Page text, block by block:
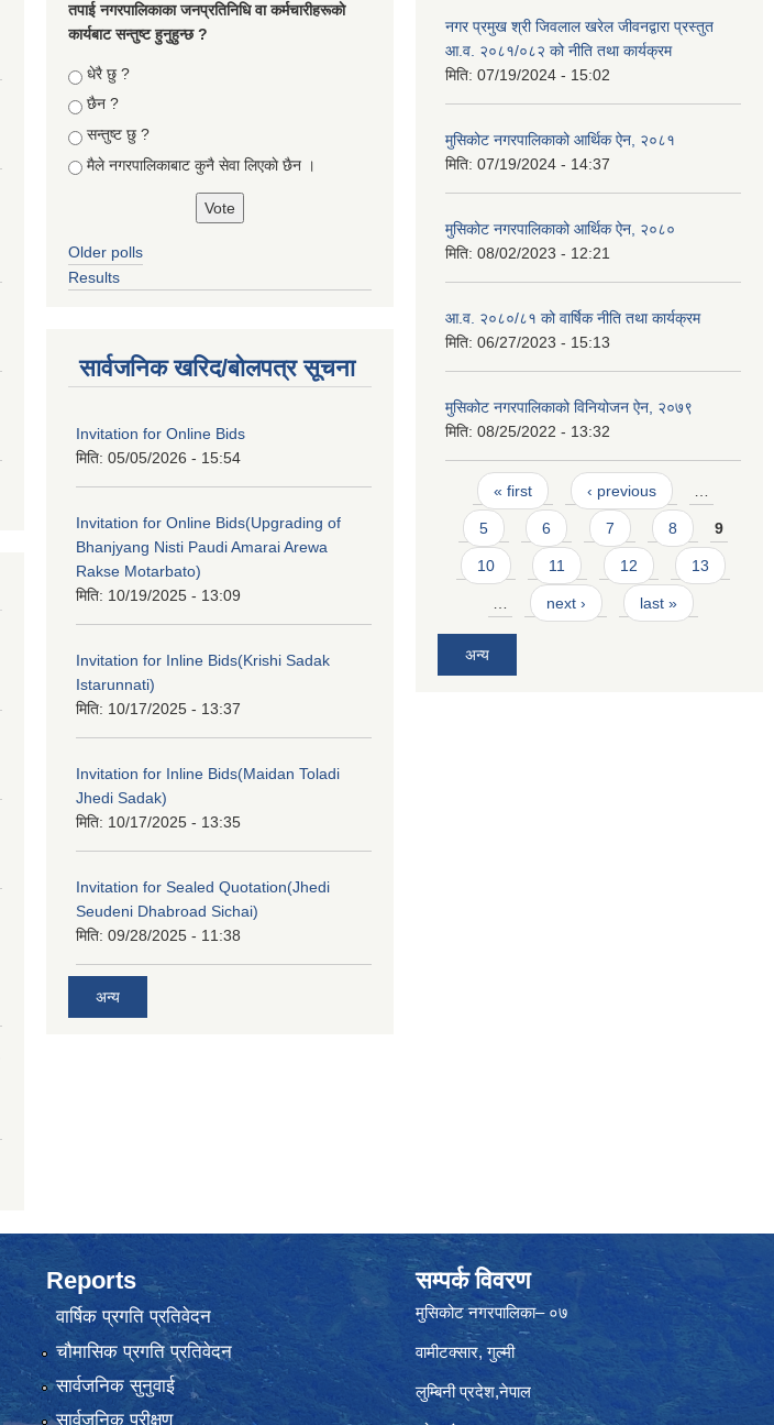
तपा‌ई नगरपालिकाका जनप्रतिनिधि वा कर्मचारीहरूकाे
कार्यबाट सन्तुष्ट हुनुहुन्छ ?
Choices
धेरै छु ?
छैन ?
सन्तुष्ट छु ?
मैले नगरपालिकाबाट कुनै सेवा लिएकाे छैन ।
Older polls
Results
सार्वजनिक खरिद/बोलपत्र सूचना
Invitation for Online Bids
मिति: 05/05/2026 - 15:54
Invitation for Online Bids(Upgrading of
Bhanjyang Nisti Paudi Amarai Arewa
Rakse Motarbato)
मिति: 10/19/2025 - 13:09
Invitation for Inline Bids(Krishi Sadak
Istarunnati)
मिति: 10/17/2025 - 13:37
Invitation for Inline Bids(Maidan Toladi
Jhedi Sadak)
मिति: 10/17/2025 - 13:35
Invitation for Sealed Quotation(Jhedi
Seudeni Dhabroad Sichai)
मिति: 09/28/2025 - 11:38
अन्य
नगर प्रमुख श्री जिवलाल खरेल जीवनद्वारा प्रस्तुत
आ.व. २०८१/०८२ को नीति तथा कार्यक्रम
मिति: 07/19/2024 - 15:02
मुसिकोट नगरपालिकाको आर्थिक ऐन, २०८१
मिति: 07/19/2024 - 14:37
मुसिकोट नगरपालिकाको आर्थिक ऐन, २०८०
मिति: 08/02/2023 - 12:21
आ.व. २०८०/८१ को वार्षिक नीति तथा कार्यक्रम
मिति: 06/27/2023 - 15:13
मुसिकोट नगरपालिकाको विनियोजन ऐन, २०७९
मिति: 08/25/2022 - 13:32
Pages
« first ‹ previous …
5 6 7 8 9
10 11 12 13
… next › last »
अन्य
Reports
वार्षिक प्रगति प्रतिवेदन
चौमासिक प्रगति प्रतिवेदन
सार्वजनिक सुनुवाई
सार्वजनिक परीक्षण
सम्पर्क विवरण
मुसिकोट नगरपालिका– ०७
वामीटक्सार, गुल्मी
लुम्बिनी प्रदेश,नेपाल